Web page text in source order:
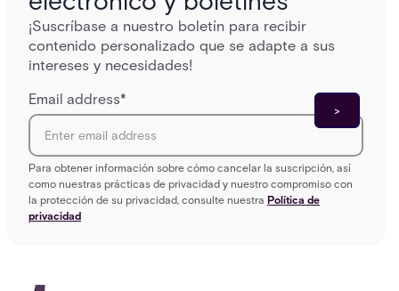
¡Suscríbase a nuestro boletín para recibir
contenido personalizado que se adapte a sus
intereses y necesidades!
Email address*
Para obtener información sobre cómo cancelar la suscripción, así
como nuestras prácticas de privacidad y nuestro compromiso con
la protección de su privacidad, consulte nuestra Política de
privacidad